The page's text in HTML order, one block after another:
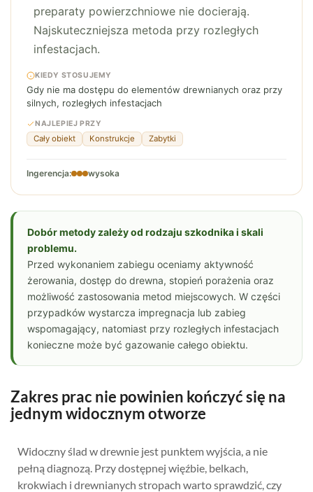
preparaty powierzchniowe nie docierają.
Najskuteczniejsza metoda przy rozległych
infestacjach.
KIEDY STOSUJEMY
Gdy nie ma dostępu do elementów drewnianych oraz przy
silnych, rozległych infestacjach
NAJLEPIEJ PRZY
Cały obiekt Konstrukcje Zabytki
Ingerencja: wysoka
Dobór metody zależy od rodzaju szkodnika i skali
problemu.
Przed wykonaniem zabiegu oceniamy aktywność
żerowania, dostęp do drewna, stopień porażenia oraz
możliwość zastosowania metod miejscowych. W części
przypadków wystarcza impregnacja lub zabieg
wspomagający, natomiast przy rozległych infestacjach
konieczne może być gazowanie całego obiektu.
Zakres prac nie powinien kończyć się na
jednym widocznym otworze
Widoczny ślad w drewnie jest punktem wyjścia, a nie
pełną diagnozą. Przy dostępnej więźbie, belkach,
krokwiach i drewnianych stropach warto sprawdzić, czy